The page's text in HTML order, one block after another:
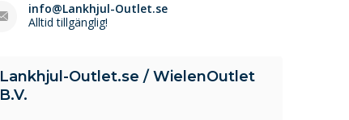
info@Lankhjul-Outlet.se
Alltid tillgänglig!
Lankhjul-Outlet.se / WielenOutlet
B.V.